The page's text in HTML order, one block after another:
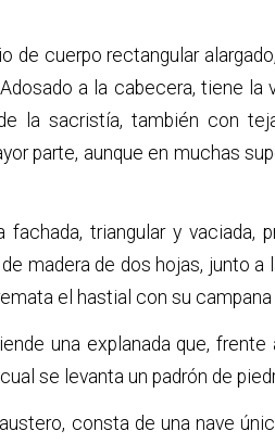
de cuerpo rectangular
a la cabecera, tiene la
la sacristía, también con
parte, aunque en muchas
fachada, triangular y
madera de dos hojas, junto
el hastial con su
una explanada que,
se levanta un padrón de
consta de una nave